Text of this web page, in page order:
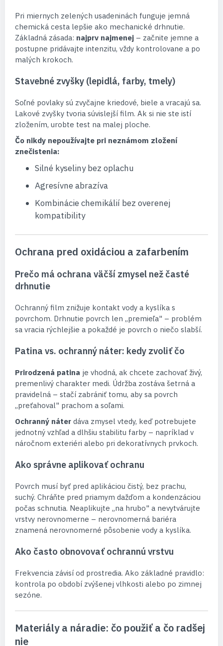
Pri miernych zelených usadeninách funguje jemná
chemická cesta lepšie ako mechanické drhnutie.
Základná zásada: najprv najmenej – začnite jemne a
postupne pridávajte intenzitu, vždy kontrolovane a po
malých krokoch.
Stavebné zvyšky (lepidlá, farby, tmely)
Soľné povlaky sú zvyčajne kriedové, biele a vracajú sa.
Lakové zvyšky tvoria súvislejší film. Ak si nie ste istí
zložením, urobte test na malej ploche.
Čo nikdy nepoužívajte pri neznámom zložení
znečistenia:
Silné kyseliny bez oplachu
Agresívne abrazíva
Kombinácie chemikálií bez overenej
kompatibility
Ochrana pred oxidáciou a zafarbením
Prečo má ochrana väčší zmysel než časté
drhnutie
Ochranný film znižuje kontakt vody a kyslíka s
povrchom. Drhnutie povrch len „premieľa" – problém
sa vracia rýchlejšie a pokaždé je povrch o niečo slabší.
Patina vs. ochranný náter: kedy zvoliť čo
Prirodzená patina je vhodná, ak chcete zachovať živý,
premenlivý charakter medi. Údržba zostáva šetrná a
pravidelná – stačí zabrániť tomu, aby sa povrch
„preťahoval" prachom a soľami.
Ochranný náter dáva zmysel vtedy, keď potrebujete
jednotný vzhľad a dlhšiu stabilitu farby – napríklad v
náročnom exteriéri alebo pri dekoratívnych prvkoch.
Ako správne aplikovať ochranu
Povrch musí byť pred aplikáciou čistý, bez prachu,
suchý. Chráňte pred priamym dažďom a kondenzáciou
počas schnutia. Neaplikujte „na hrubo" a nevytvárujte
vrstvy nerovnomerne – nerovnomerná bariéra
znamená nerovnomerné pôsobenie vody a kyslíka.
Ako často obnovovať ochrannú vrstvu
Frekvencia závisí od prostredia. Ako základné pravidlo:
kontrola po období zvýšenej vlhkosti alebo po zimnej
sezóne.
Materiály a náradie: čo použiť a čo radšej
nie